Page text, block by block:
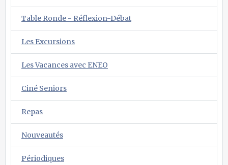
Table Ronde - Réflexion-Débat
Les Excursions
Les Vacances avec ENEO
Ciné Seniors
Repas
Nouveautés
Périodiques